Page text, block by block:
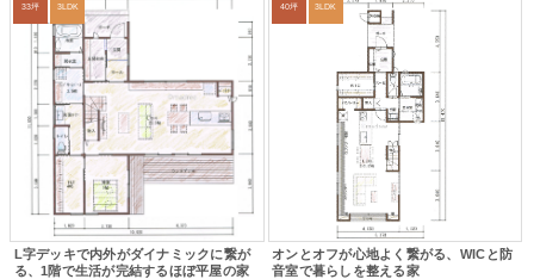
33坪 3LDK
L字デッキで内外がダイナミックに繋が
る、1階で生活が完結するほぼ平屋の家
40坪 3LDK
オンとオフが心地よく繋がる、WICと防
音室で暮らしを整える家